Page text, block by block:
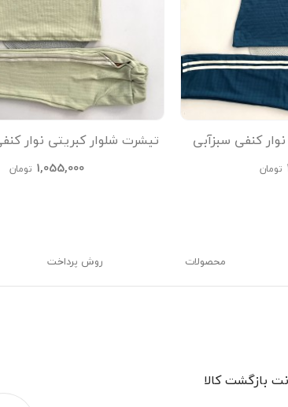
کنفی سبزآبی
تومان
تیشرت شلوار کبریتی نوار
kids
1,055,000 تومان
محصولات روش پرداخت